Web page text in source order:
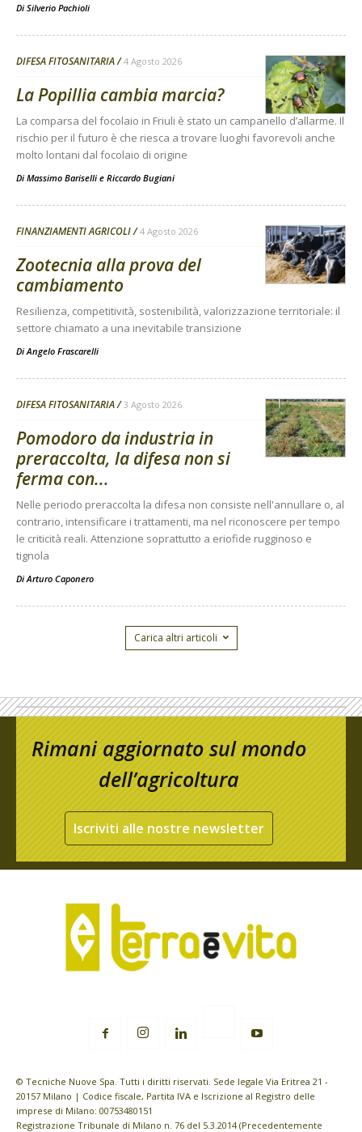
Di Silverio Pachioli
DIFESA FITOSANITARIA 4 Agosto 2026
La Popillia cambia marcia?
La comparsa del focolaio in Friuli è stato un campanello d’allarme. Il
rischio per il futuro è che riesca a trovare luoghi favorevoli anche
molto lontani dal focolaio di origine
Di Massimo Bariselli e Riccardo Bugiani
FINANZIAMENTI AGRICOLI 4 Agosto 2026
Zootecnia alla prova del
cambiamento
Resilienza, competitività, sostenibilità, valorizzazione territoriale: il
settore chiamato a una inevitabile transizione
Di Angelo Frascarelli
DIFESA FITOSANITARIA 3 Agosto 2026
Pomodoro da industria in
preraccolta, la difesa non si
ferma con...
Nelle periodo preraccolta la difesa non consiste nell'annullare o, al
contrario, intensificare i trattamenti, ma nel riconoscere per tempo
le criticità reali. Attenzione soprattutto a eriofide rugginoso e
tignola
Di Arturo Caponero
Carica altri articoli
Rimani aggiornato sul mondo
dell’agricoltura
Iscriviti alle nostre newsletter
© Tecniche Nuove Spa. Tutti i diritti riservati. Sede legale Via Eritrea 21 -
20157 Milano | Codice fiscale, Partita IVA e Iscrizione al Registro delle
imprese di Milano: 00753480151
Registrazione Tribunale di Milano n. 76 del 5.3.2014 (Precedentemente